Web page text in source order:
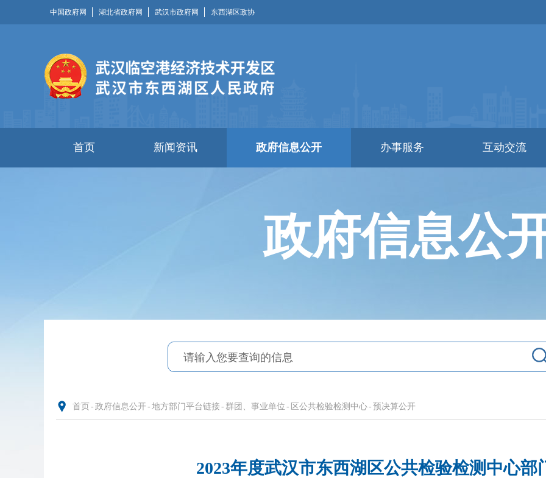
中国政府网 湖北省政府网 武汉市政府网 东西湖区政协
首页 新闻资讯 政府信息公开 办事服务 互动交流
政府信息公
首页 - 政府信息公开- 地方部门平台链接- 群团、事业单位 - 区公共检验检测中心- 预决算公开
2023年度武汉市东西湖区公共检验检测中心部